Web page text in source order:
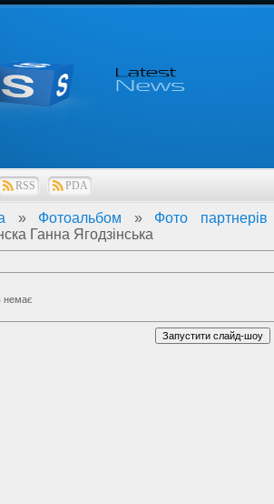
RSS PDA
» Фотоальбом » Фото партнерів
Ганна Ягодзінська
немає